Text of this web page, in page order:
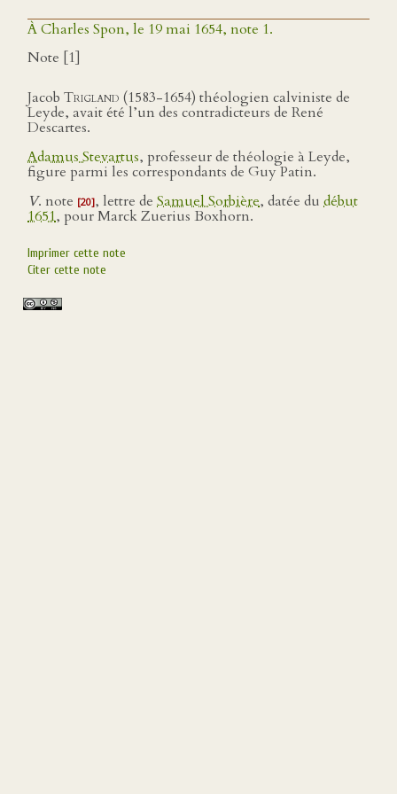
À Charles Spon, le 19 mai 1654, note 1.
Note [1]
Jacob Trigland (1583-1654) théologien calviniste de
Leyde, avait été l’un des contradicteurs de René
Descartes.
Adamus Stevartus, professeur de théologie à Leyde,
figure parmi les correspondants de Guy Patin.
V. note [20], lettre de Samuel Sorbière, datée du début
1651, pour Marck Zuerius Boxhorn.
Imprimer cette note
Citer cette note